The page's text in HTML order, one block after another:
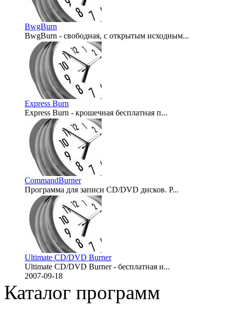
BwgBurn
BwgBurn - свободная, с открытым исходным...
2008-03-11
Express Burn
Express Burn - крошечная бесплатная п...
2007-10-10
CommandBurner
Программа для записи CD/DVD дисков. Р...
2007-09-18
Ultimate CD/DVD Burner
Ultimate CD/DVD Burner - бесплатная и...
2007-09-18
Каталог программ